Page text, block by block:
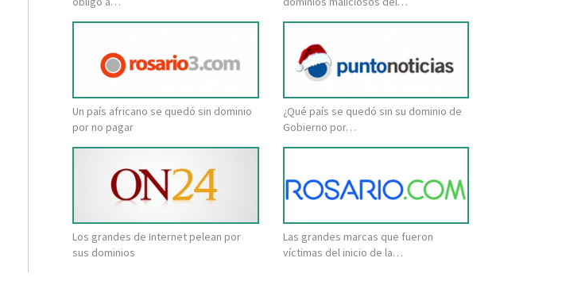
Un país africano se quedó sin dominio
por no pagar
¿Qué país se quedó sin su dominio de
Gobierno por…
Los grandes de Internet pelean por
sus dominios
Las grandes marcas que fueron
víctimas del inicio de la…